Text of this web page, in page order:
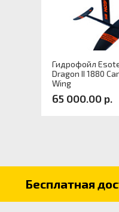
Гидрофойл
Dragon II 1880
Wing
65 000.00 р.
Бесплатная